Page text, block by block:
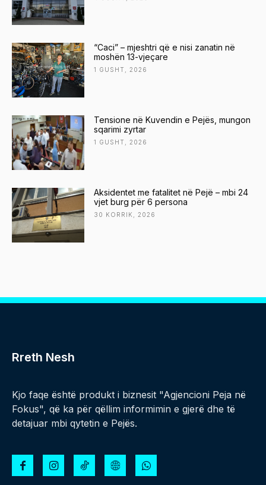
“Caci” – mjeshtri që e nisi zanatin në
moshën 13-vjeçare
1 GUSHT, 2026
Tensione në Kuvendin e Pejës, mungon
sqarimi zyrtar
1 GUSHT, 2026
Aksidentet me fatalitet në Pejë – mbi 24
vjet burg për 6 persona
30 KORRIK, 2026
Rreth Nesh
Kjo faqe është produkt i biznesit "Agjencioni Peja në
Fokus", që ka për qëllim informimin e gjerë dhe të
detajuar mbi qytetin e Pejës.